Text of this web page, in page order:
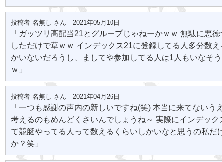
投稿者 名無し さん 2021年05月10日
「ガッツリ高配当21とグループじゃねーかｗｗ 無駄に悪
しただけで草ｗｗ インデックス21に登録してる人多分数
かいないだろうし、ましてや参加してる人は1人もいなそ
ｗ」
投稿者 名無し さん 2021年04月26日
「一つも感謝の声内の新しいですね(笑) 本当に来てないう
考えるのもめんどくさいんでしょうね～ 実際にインデック
て競艇やってる人って数えるくらいしかいなと思うの私だ
か？笑」